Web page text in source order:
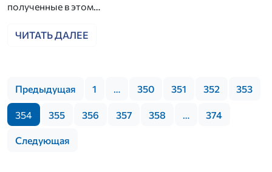
полученные в этом…
ЧИТАТЬ ДАЛЕЕ
Предыдущая 1 … 350 351 352 353
354 355 356 357 358 374
Следующая